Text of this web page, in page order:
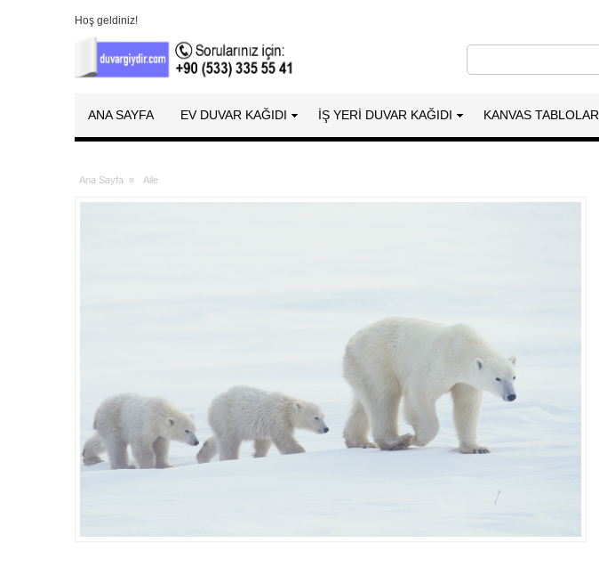
Hoş geldiniz!
ANA SAYFA EV DUVAR KAĞIDI İŞ YERİ DUVAR KAĞIDI KANVAS TABLOLAR
Ana Sayfa » Aile